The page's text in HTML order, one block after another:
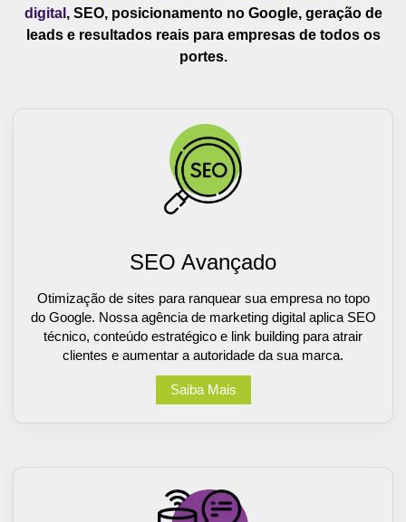
digital , SEO, posicionamento no Google, geração de
leads e resultados reais para empresas de todos os
portes.
SEO Avançado
Otimização de sites para ranquear sua empresa no topo
do Google. Nossa agência de marketing digital aplica SEO
técnico, conteúdo estratégico e link building para atrair
clientes e aumentar a autoridade da sua marca.
Saiba Mais